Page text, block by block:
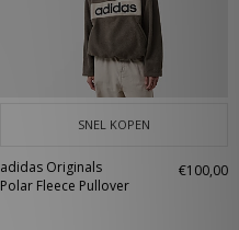
SNEL KOPEN
adidas Originals
Polar Fleece Pullover
€100,00